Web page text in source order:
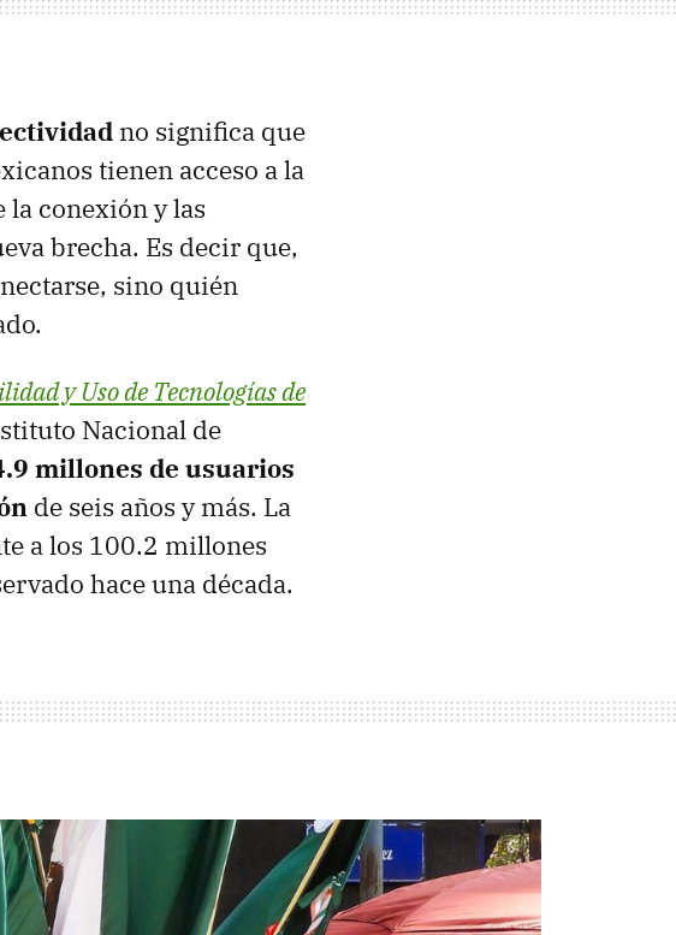
no significa que
tienen acceso a la
la conexión y las
brecha. Es decir que,
sino quién
y Uso de Tecnologías de
Nacional de
millones de usuarios
de seis años y más. La
a los 100.2 millones
hace una década.